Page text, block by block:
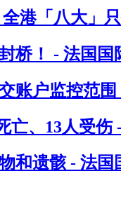
港「八大」
桥！ - 法国国
账户监控范
亡、13人受伤
和遗骸 - 法国